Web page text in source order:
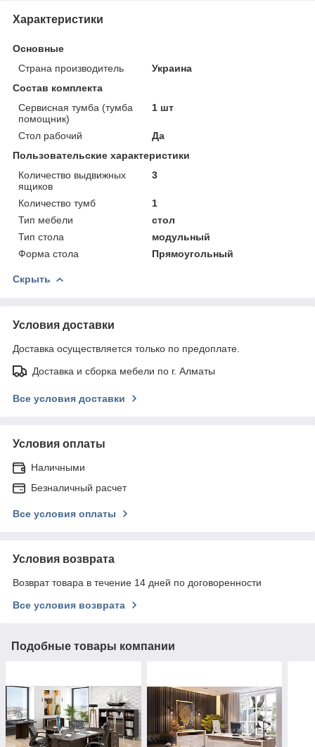
Характеристики
Основные
Страна производитель
Украина
Состав комплекта
Сервисная тумба (тумба
помощник)
1 шт
Стол рабочий
Да
Пользовательские характеристики
Количество выдвижных
ящиков
3
Количество тумб
1
Тип мебели
стол
Тип стола
модульный
Форма стола
Прямоугольный
Скрыть
Условия доставки
Доставка осуществляется только по предоплате.
Доставка и сборка мебели по г. Алматы
Все условия доставки
Условия оплаты
Наличными
Безналичный расчет
Все условия оплаты
Условия возврата
Возврат товара в течение 14 дней по договоренности
Все условия возврата
Подобные товары компании